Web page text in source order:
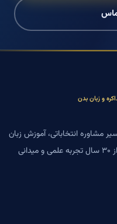
و زبان بدن
مشاوره انتخاباتی، آموزش زبان
بدن، فنون مذاکره و برندسازی شخصی با بیش از ۳۰ سال تجربه علمی و میدانی